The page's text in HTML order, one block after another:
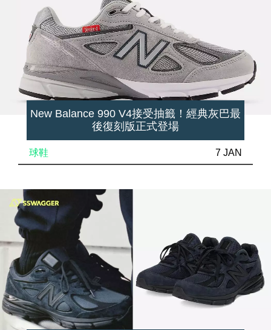
New Balance 990 V4接受抽籤！經典灰巴最
後復刻版正式登場
球鞋 7 JAN